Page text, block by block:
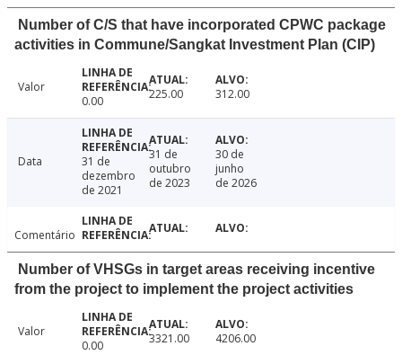
Number of C/S that have incorporated CPWC package
activities in Commune/Sangkat Investment Plan (CIP)
Valor
0.00
225.00 312.00
Data
31 de
dezembro
de 2021
31 de
outubro
de 2023
30 de
junho
de 2026
Comentário
Number of VHSGs in target areas receiving incentive
from the project to implement the project activities
Valor
0.00
3321.00 4206.00